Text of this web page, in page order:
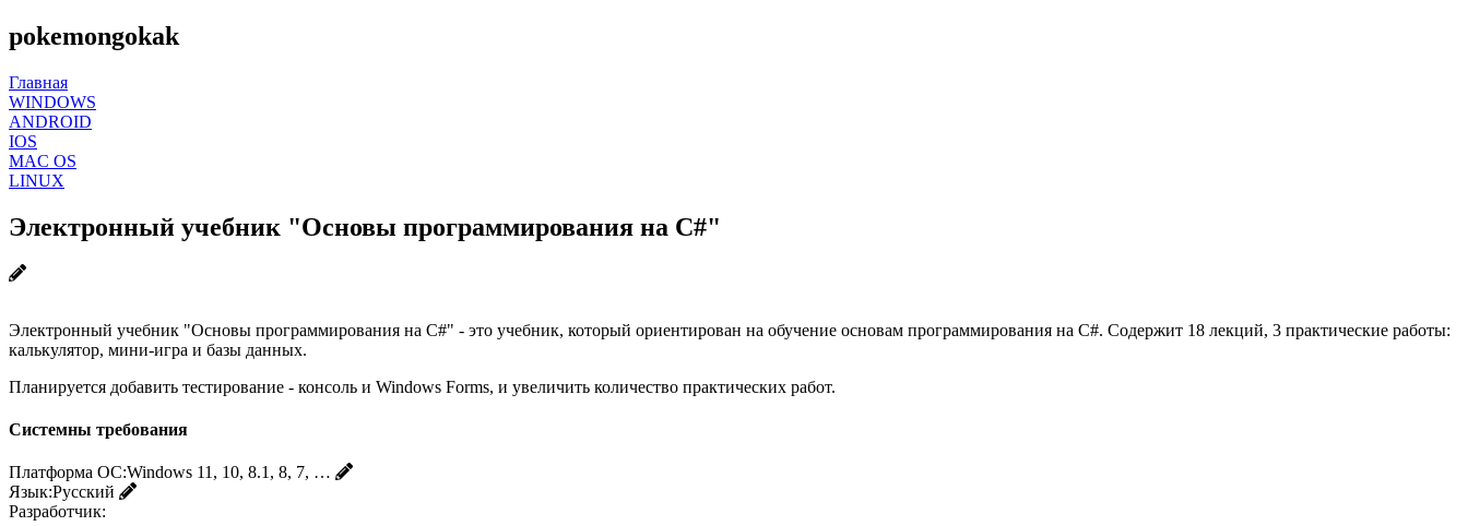
pokemongokak
Главная
WINDOWS
ANDROID
IOS
MAC OS
LINUX
Электронный учебник "Основы программирования на C#"
Электронный учебник "Основы программирования на C#" - это учебник, который ориентирован на обучение основам программирования на C#. Содержит 18 лекций, 3 практические работы:
калькулятор, мини-игра и базы данных.
Планируется добавить тестирование - консоль и Windows Forms, и увеличить количество практических работ.
Системны требования
Платформа ОС:Windows 11, 10, 8.1, 8, 7, …
Язык:Русский
Разработчик: